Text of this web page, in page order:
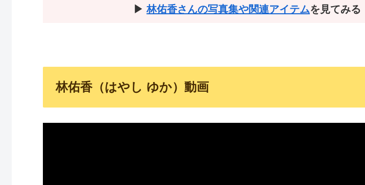
▶︎林佑香さんの写真集や関連アイテムを見てみる
林佑香（はやし ゆか）動画